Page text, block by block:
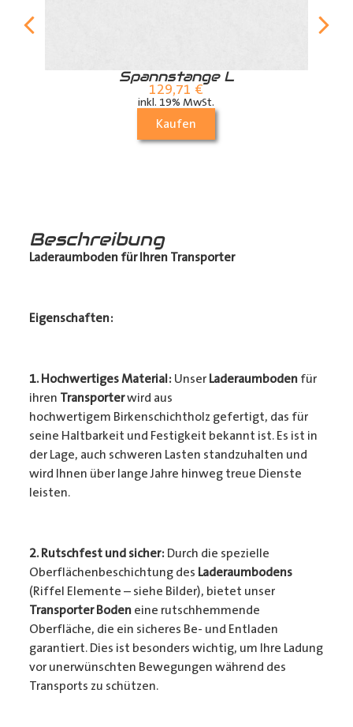
Spannstange L
129,71 €
inkl. 19% MwSt.
Kaufen
Beschreibung
Laderaumboden für Ihren Transporter
Eigenschaften:
1. Hochwertiges Material: Unser Laderaumbodenfür
ihren Transporterwird aus
hochwertigem Birkenschichtholz gefertigt, das für
seine Haltbarkeit und Festigkeit bekannt ist. Es ist in
der Lage, auch schweren Lasten standzuhalten und
wird Ihnen über lange Jahre hinweg treue Dienste
leisten.
2. Rutschfest und sicher: Durch die spezielle
Oberflächenbeschichtung des Laderaumbodens
(Riffel Elemente – siehe Bilder), bietet unser
Transporter Bodeneine rutschhemmende
Oberfläche, die ein sicheres Be- und Entladen
garantiert. Dies ist besonders wichtig, um Ihre Ladung
vor unerwünschten Bewegungen während des
Transports zu schützen.